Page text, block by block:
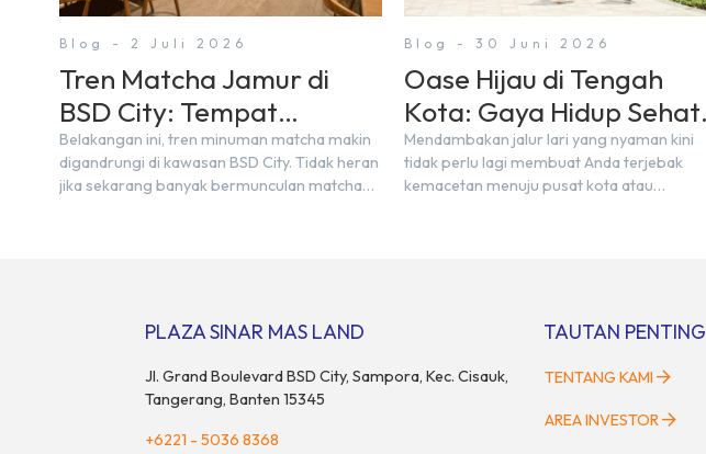
Blog - 2 Juli 2026
Tren Matcha Jamur di
BSD City: Tempat
Nongkrong Estetik Dekat
Hunian
Belakangan ini, tren minuman matcha makin
digandrungi di kawasan BSD City. Tidak heran
jika sekarang banyak bermunculan matcha
hits ini tersebar di lokasi-lokasi strategis yang
Blog - 30 Juni 2026
Oase Hijau di Tengah
Kota: Gaya Hidup Sehat
Urban di BSD City
Mendambakan jalur lari yang nyaman kini
tidak perlu lagi membuat Anda terjebak
kemacetan menuju pusat kota atau
bertransformasi menjadi area hunian
PLAZA SINAR MAS LAND
Jl. Grand Boulevard BSD City, Sampora, Kec. Cisauk,
Tangerang, Banten 15345
+6221 - 5036 8368
TAUTAN PENTING
TENTANG KAMI
AREA INVESTOR